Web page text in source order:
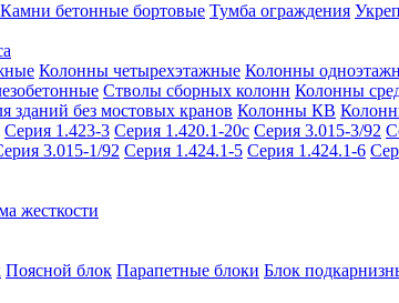
Камни бетонные бортовые Тумба ограждения
Колонны четырехэтажные Колонны
Стволы сборных колонн Колонны
зданий без мостовых кранов Колонны КВ
Серия 1.423-3 Серия 1.420.1-20с Серия 3.015-3/92
3.015-1/92 Серия 1.424.1-5 Серия 1.424.1-6
жесткости
Поясной блок Парапетные блоки Блок